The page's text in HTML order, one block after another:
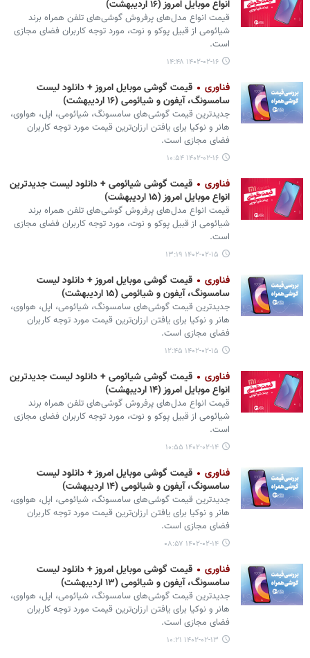
انواع موبایل امروز (۱۶ اردیبهشت)
قیمت انواع مدل‌های پرفروش گوشی‌های تلفن همراه برند
شیائومی از قبیل پوکو و نوت، مورد توجه کاربران فضای مجازی
است.
۱۴۰۲-۰۲-۱۶ ۱۴:۴۸
فناوری
قیمت گوشی موبایل امروز + دانلود لیست
سامسونگ، آیفون و شیائومی (۱۶ اردیبهشت)
جدیدترین قیمت گوشی‌های سامسونگ، شیائومی، اپل، هواوی،
هانر و نوکیا برای یافتن ارزان‌ترین قیمت مورد توجه کاربران
فضای مجازی است.
۱۴۰۲-۰۲-۱۶ ۱۰:۵۴
فناوری
قیمت گوشی‌ شیائومی + دانلود لیست جدیدترین
انواع موبایل امروز (۱۵ اردیبهشت)
قیمت انواع مدل‌های پرفروش گوشی‌های تلفن همراه برند
شیائومی از قبیل پوکو و نوت، مورد توجه کاربران فضای مجازی
است.
۱۴۰۲-۰۲-۱۵ ۱۳:۱۹
فناوری
قیمت گوشی موبایل امروز + دانلود لیست
سامسونگ، آیفون و شیائومی (۱۵ اردیبهشت)
جدیدترین قیمت گوشی‌های سامسونگ، شیائومی، اپل، هواوی،
هانر و نوکیا برای یافتن ارزان‌ترین قیمت مورد توجه کاربران
فضای مجازی است.
۱۴۰۲-۰۲-۱۵ ۱۲:۴۵
فناوری
قیمت گوشی‌ شیائومی + دانلود لیست جدیدترین
انواع موبایل امروز (۱۴ اردیبهشت)
قیمت انواع مدل‌های پرفروش گوشی‌های تلفن همراه برند
شیائومی از قبیل پوکو و نوت، مورد توجه کاربران فضای مجازی
است.
۱۴۰۲-۰۲-۱۴ ۱۰:۵۵
فناوری
قیمت گوشی موبایل امروز + دانلود لیست
سامسونگ، آیفون و شیائومی (۱۴ اردیبهشت)
جدیدترین قیمت گوشی‌های سامسونگ، شیائومی، اپل، هواوی،
هانر و نوکیا برای یافتن ارزان‌ترین قیمت مورد توجه کاربران
فضای مجازی است.
۱۴۰۲-۰۲-۱۴ ۰۸:۵۷
فناوری
قیمت گوشی موبایل امروز + دانلود لیست
سامسونگ، آیفون و شیائومی (۱۳ اردیبهشت)
جدیدترین قیمت گوشی‌های سامسونگ، شیائومی، اپل، هواوی،
هانر و نوکیا برای یافتن ارزان‌ترین قیمت مورد توجه کاربران
فضای مجازی است.
۱۴۰۲-۰۲-۱۳ ۱۰:۲۱